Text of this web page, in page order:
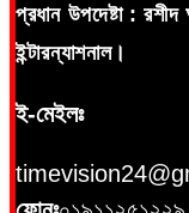
প্রধান উপদেষ্টা : রশীদ
ইন্টারন্যাশনাল।
ই-মেইলঃ